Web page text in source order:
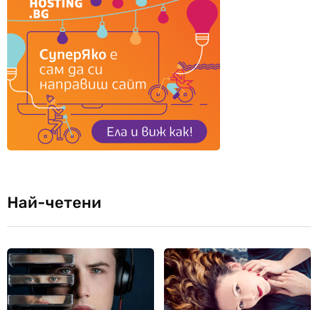
Най-четени